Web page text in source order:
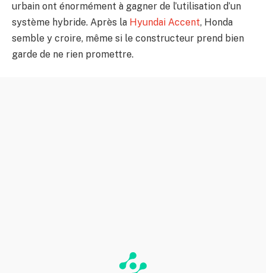
urbain ont énormément à gagner de l’utilisation d’un
système hybride. Après la Hyundai Accent, Honda
semble y croire, même si le constructeur prend bien
garde de ne rien promettre.